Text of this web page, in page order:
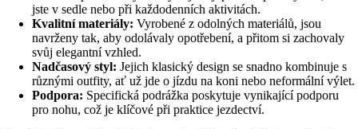
jste v sedle nebo při každodenních aktivitách.
Kvalitní materiály: Vyrobené z odolných materiálů, jsou
navrženy tak, aby odolávaly opotřebení, a přitom si zachovaly
svůj elegantní vzhled.
Nadčasový styl: Jejich klasický design se snadno kombinuje s
různými outfity, ať už jde o jízdu na koni nebo neformální výlet.
Podpora: Specifická podrážka poskytuje vynikající podporu
pro nohu, což je klíčové při praktice jezdectví.